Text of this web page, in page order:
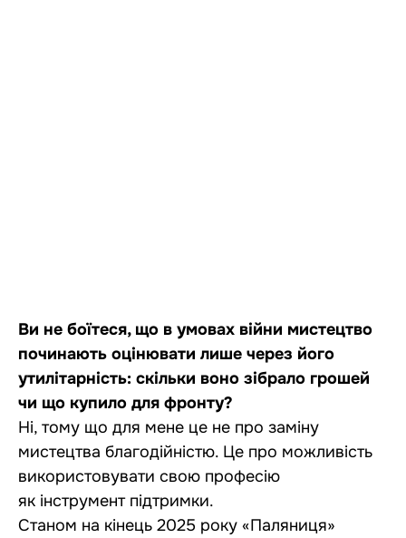
Ви не боїтеся, що в умовах війни мистецтво
починають оцінювати лише через його
утилітарність: скільки воно зібрало грошей
чи що купило для фронту?
Ні, тому що для мене це не про заміну
мистецтва благодійністю. Це про можливість
використовувати свою професію
як інструмент підтримки.
Станом на кінець 2025 року «Паляниця»